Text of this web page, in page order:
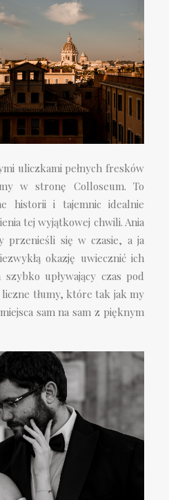
uliczkami pełnych fresków
w stronę Colloseum. To
historii i tajemnic idealnie
tej wyjątkowej chwili. Ania
przenieśli się w czasie, a ja
okazję uwiecznić ich
upływający czas pod
tłumy, które tak jak my
sam na sam z pięknym